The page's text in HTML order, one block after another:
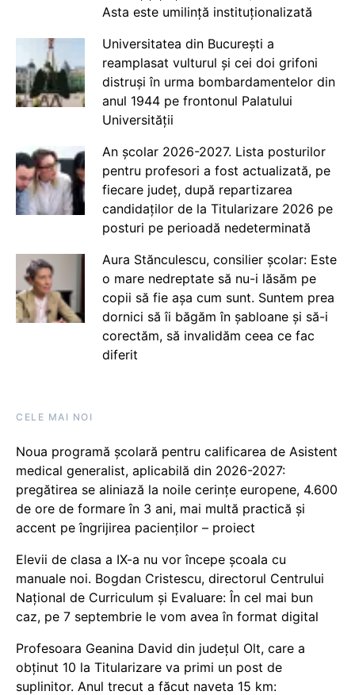
Asta este umilință instituționalizată
Universitatea din București a
reamplasat vulturul și cei doi grifoni
distruși în urma bombardamentelor din
anul 1944 pe frontonul Palatului
Universității
An școlar 2026-2027. Lista posturilor
pentru profesori a fost actualizată, pe
fiecare județ, după repartizarea
candidaților de la Titularizare 2026 pe
posturi pe perioadă nedeterminată
Aura Stănculescu, consilier școlar: Este
o mare nedreptate să nu-i lăsăm pe
copii să fie așa cum sunt. Suntem prea
dornici să îi băgăm în șabloane și să-i
corectăm, să invalidăm ceea ce fac
diferit
CELE MAI NOI
Noua programă școlară pentru calificarea de Asistent
medical generalist, aplicabilă din 2026-2027:
pregătirea se aliniază la noile cerințe europene, 4.600
de ore de formare în 3 ani, mai multă practică și
accent pe îngrijirea pacienților – proiect
Elevii de clasa a IX-a nu vor începe școala cu
manuale noi. Bogdan Cristescu, directorul Centrului
Național de Curriculum și Evaluare: În cel mai bun
caz, pe 7 septembrie le vom avea în format digital
Profesoara Geanina David din județul Olt, care a
obținut 10 la Titularizare va primi un post de
suplinitor. Anul trecut a făcut naveta 15 km: